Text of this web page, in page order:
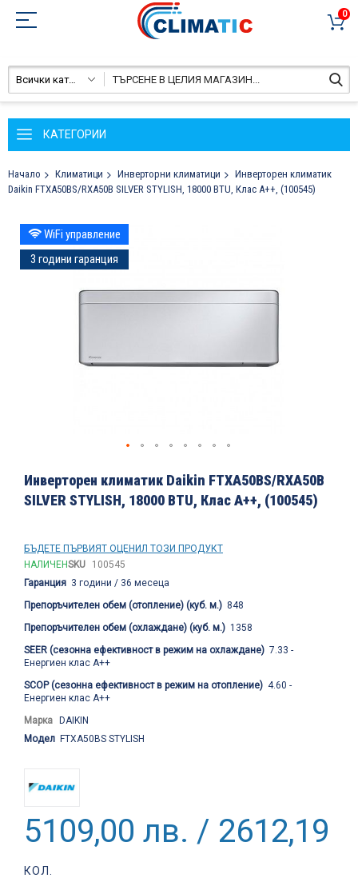
0
Всички категории
КАТЕГОРИИ
Начало Климатици Инверторни климатици
Инверторен климатик
Daikin FTXA50BS/RXA50B SILVER STYLISH, 18000 BTU, Клас A++, (100545)
Преминете
към
края
на
WiFi управление
3 години гаранция
към
началото
на
снимки
Инверторен климатик Daikin FTXA50BS/RXA50B
SILVER STYLISH, 18000 BTU, Клас A++, (100545)
БЪДЕТЕ ПЪРВИЯТ ОЦЕНИЛ ТОЗИ ПРОДУКТ
НАЛИЧЕНSKU
100545
Гаранция 3 години / 36 месеца
Препоръчителен обем (отопление) (куб. м.) 848
Препоръчителен обем (охлаждане) (куб. м.) 1358
SEER (сезонна ефективност в режим на охлаждане) 7.33 -
Енергиен клас А++
SCOP (сезонна ефективност в режим на отопление) 4.60 -
Енергиен клас А++
Марка DAIKIN
Модел FTXA50BS STYLISH
5109,00 лв. / 2612,19 €
КОЛ.